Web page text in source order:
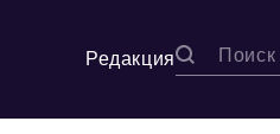
Редакция